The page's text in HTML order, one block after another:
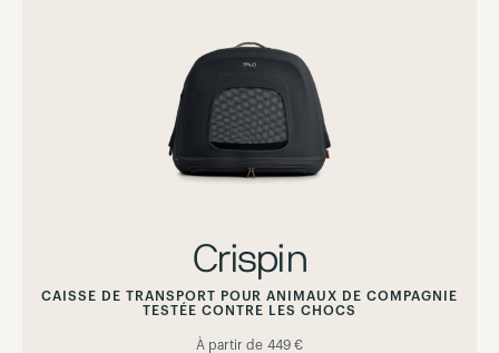
Crispin
CAISSE DE TRANSPORT POUR ANIMAUX DE COMPAGNIE
TESTÉE CONTRE LES CHOCS
À partir de 449 €